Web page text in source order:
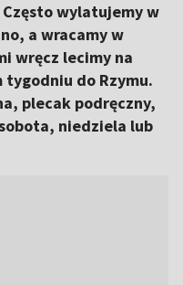
wylatujemy w
a wracamy w
wręcz lecimy na
tygodniu do Rzymu.
plecak podręczny,
niedziela lub